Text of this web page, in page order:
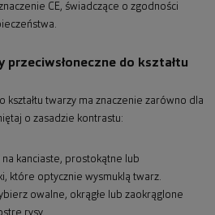
CE, świadczące o zgodności
przeciwsłoneczne do kształtu
kształtu twarzy ma znaczenie zarówno dla
o zasadzie kontrastu:
na kanciaste, prostokątne lub
które optycznie wysmuklą twarz.
owalne, okrągłe lub zaokrąglone